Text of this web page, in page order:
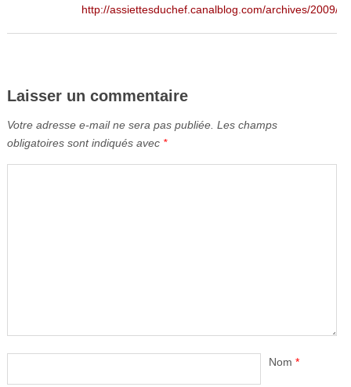
http://assiettesduchef.canalblog.com/archives/2009/
Laisser un commentaire
Votre adresse e-mail ne sera pas publiée. Les champs
obligatoires sont indiqués avec *
Nom *